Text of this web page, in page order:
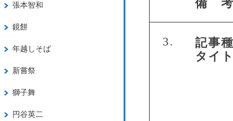
備 考
3.
記事
タイ
張本智和
鏡餅
年越しそば
新嘗祭
獅子舞
円谷英二